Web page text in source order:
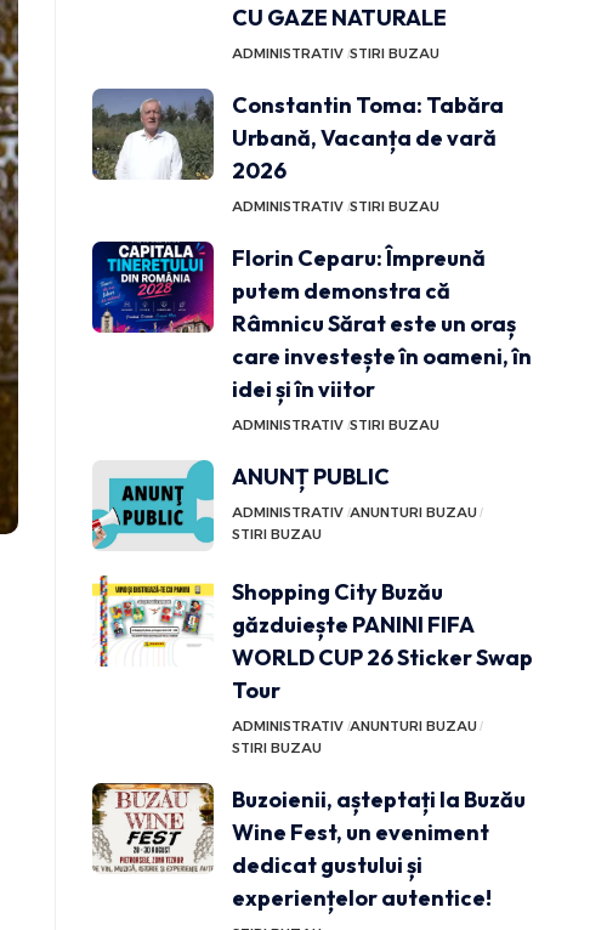
CU GAZE NATURALE
ADMINISTRATIV STIRI BUZAU
Constantin Toma: Tabăra
Urbană, Vacanța de vară
2026
ADMINISTRATIV STIRI BUZAU
Florin Ceparu: Împreună
putem demonstra că
Râmnicu Sărat este un oraș
care investește în oameni, în
idei și în viitor
ADMINISTRATIV STIRI BUZAU
ANUNȚ PUBLIC
ADMINISTRATIV ANUNTURI BUZAU
STIRI BUZAU
Shopping City Buzău
găzduiește PANINI FIFA
WORLD CUP 26 Sticker Swap
Tour
ADMINISTRATIV ANUNTURI BUZAU
STIRI BUZAU
Buzoienii, așteptați la Buzău
Wine Fest, un eveniment
dedicat gustului și
experiențelor autentice!